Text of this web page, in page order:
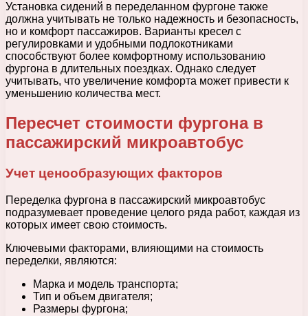
Установка сидений в переделанном фургоне также
должна учитывать не только надежность и безопасность,
но и комфорт пассажиров. Варианты кресел с
регулировками и удобными подлокотниками
способствуют более комфортному использованию
фургона в длительных поездках. Однако следует
учитывать, что увеличение комфорта может привести к
уменьшению количества мест.
Пересчет стоимости фургона в
пассажирский микроавтобус
Учет ценообразующих факторов
Переделка фургона в пассажирский микроавтобус
подразумевает проведение целого ряда работ, каждая из
которых имеет свою стоимость.
Ключевыми факторами, влияющими на стоимость
переделки, являются:
Марка и модель транспорта;
Тип и объем двигателя;
Размеры фургона;